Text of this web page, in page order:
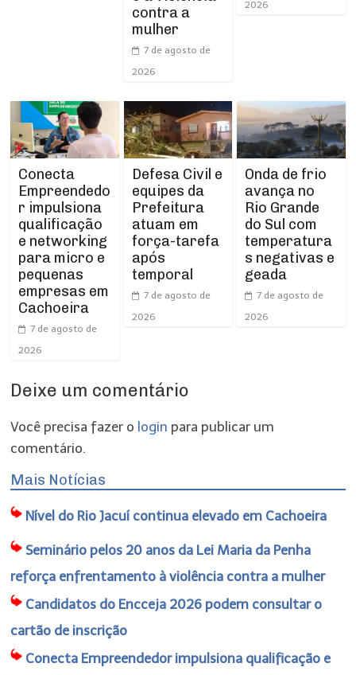
contra a
mulher
7 de agosto de
2026
2026
Conecta
Empreendedo
r impulsiona
qualificação
e networking
para micro e
pequenas
empresas em
Cachoeira
7 de agosto de
2026
Defesa Civil e
equipes da
Prefeitura
atuam em
força-tarefa
após
temporal
7 de agosto de
2026
Onda de frio
avança no
Rio Grande
do Sul com
temperatura
s negativas e
geada
7 de agosto de
2026
Deixe um comentário
Você precisa fazer o login para publicar um
comentário.
Mais Notícias
Nível do Rio Jacuí continua elevado em Cachoeira
Seminário pelos 20 anos da Lei Maria da Penha
reforça enfrentamento à violência contra a mulher
Candidatos do Encceja 2026 podem consultar o
cartão de inscrição
Conecta Empreendedor impulsiona qualificação e